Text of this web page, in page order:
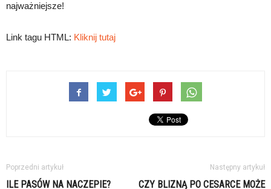
najważniejsze!
Link tagu HTML: Kliknij tutaj
Poprzedni artykuł
ILE PASÓW NA NACZEPIE?
Następny artykuł
CZY BLIZNĄ PO CESARCE MOŻE